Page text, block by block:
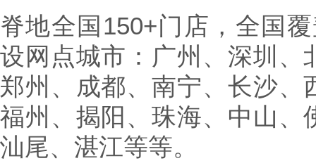
脊地全国150+门店，全国
设网点城市：广州、深圳、
郑州、成都、南宁、长沙
福州、揭阳、珠海、中山、
汕尾、湛江等等。